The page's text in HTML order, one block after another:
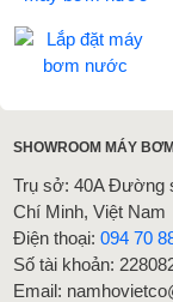
SHOWROOM MÁY
Trụ sở: 40A Đường
Chí Minh, Việt Nam
Điện thoại:094 70
Số tài khoản:
Email: